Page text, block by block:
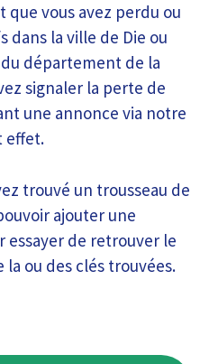
que vous avez perdu ou
dans la ville de Die ou
département de la
signaler la perte de
une annonce via notre
effet.
trouvé un trousseau de
ajouter une
essayer de retrouver le
ou des clés trouvées.